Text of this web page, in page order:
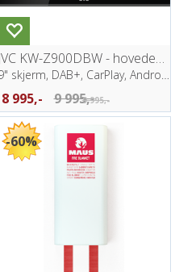
JVC KW-Z900DBW - hovedenhet 1-DIN
8 995,- 9 995,-9 995,-
60%